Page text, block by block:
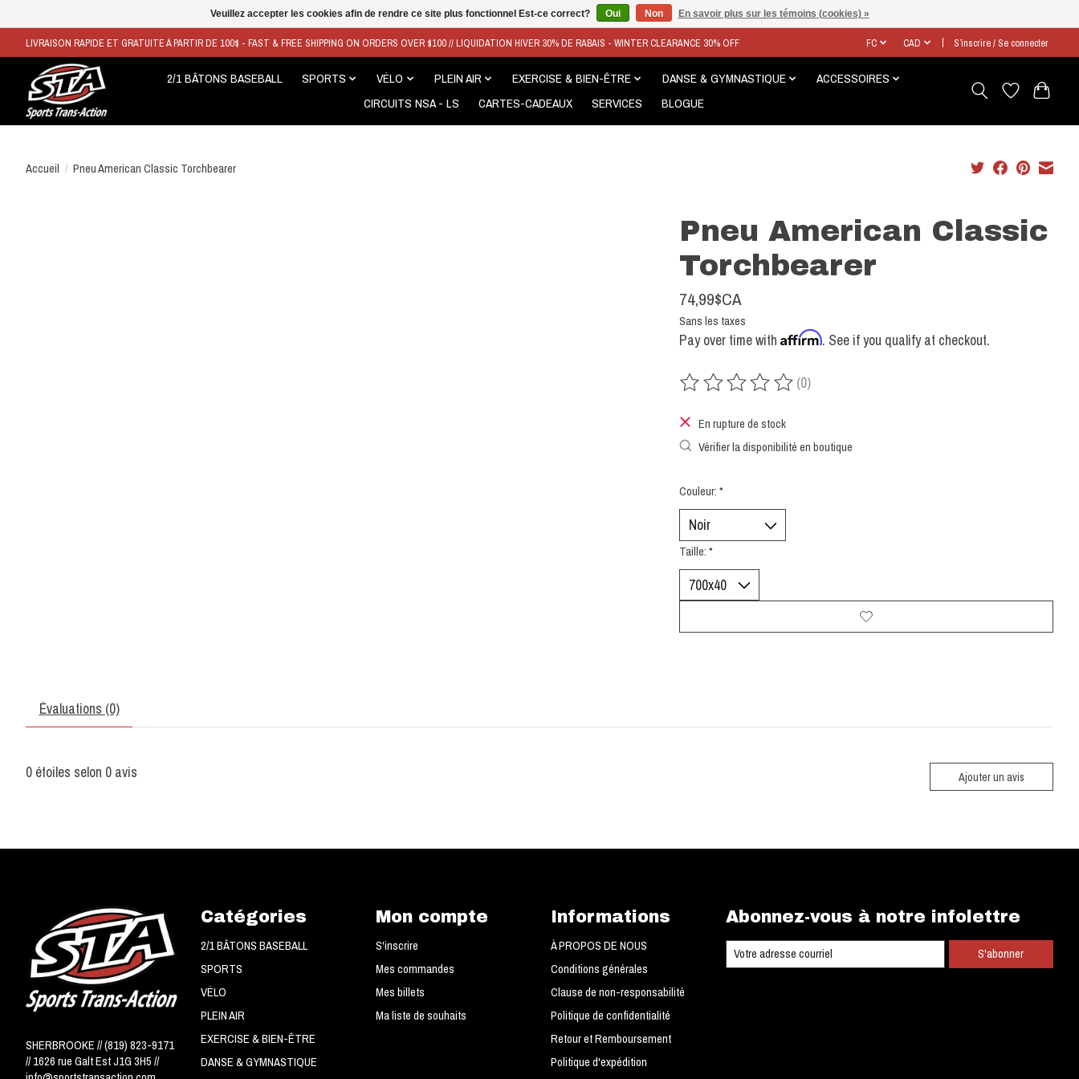
LIVRAISON RAPIDE ET GRATUITE À PARTIR DE 100$ - FAST & FREE SHIPPING ON ORDERS OVER $100 // LIQUIDATION HIVER 30% DE RABAIS - WINTER CLEARANCE 30% OFF FC CAD S’inscrire / Se connecter
2/1 BÂTONS BASEBALL SPORTS VÉLO PLEIN AIR EXERCISE & BIEN-ÊTRE DANSE & GYMNASTIQUE
ACCESSOIRES
CIRCUITS NSA - LS
CARTES-CADEAUX SERVICES BLOGUE
Accueil / Pneu American Classic Torchbearer
Pneu American Classic
Torchbearer
74,99$CA
Sans les taxes
Pay over time with Affirm. See if you qualify at checkout.
Ce produit est évalué à0
(0)
En rupture de stock
Vérifier la disponibilité en boutique
Couleur: *
Taille: *
Évaluations (0)
0 étoiles selon 0 avis Ajouter un avis
SHERBROOKE // (819) 823-9171
// 1626 rue Galt Est J1G 3H5 //
Catégories
2/1 BÂTONS BASEBALL
SPORTS
VÉLO
PLEIN AIR
EXERCISE & BIEN-ÊTRE
DANSE & GYMNASTIQUE
Mon compte
S'inscrire
Mes commandes
Mes billets
Ma liste de souhaits
Informations
À PROPOS DE NOUS
Conditions générales
Clause de non-responsabilité
Politique de confidentialité
Retour et Remboursement
Politique d'expédition
Abonnez-vous à notre infolettre
S'abonner
Veuillez accepter les cookies afin de rendre ce site plus fonctionnel Est-ce correct? Oui Non En savoir plus sur les témoins (cookies) »